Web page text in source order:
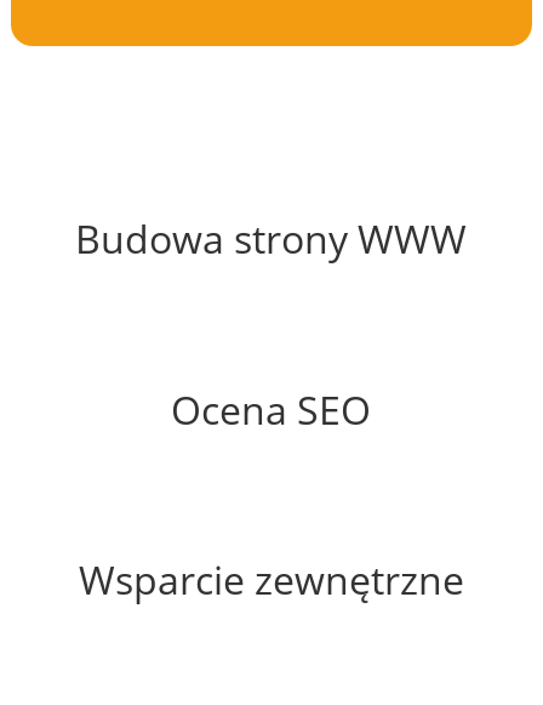
Budowa strony WWW
Ocena SEO
Wsparcie zewnętrzne